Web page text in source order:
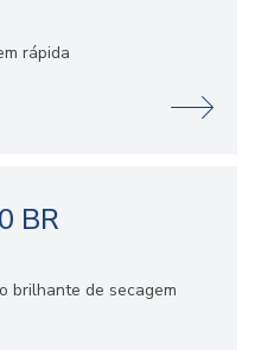
rápida
BR
brilhante de secagem